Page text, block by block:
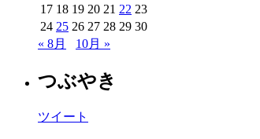
17 18 19 20 21 22 23
24 25 26 27 28 29 30
« 8月
10月 »
つぶやき
ツイート